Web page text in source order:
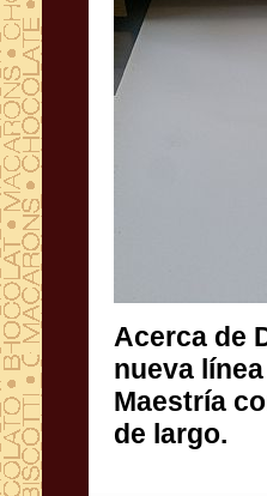
Acerca de
nueva
Maestría
de largo.